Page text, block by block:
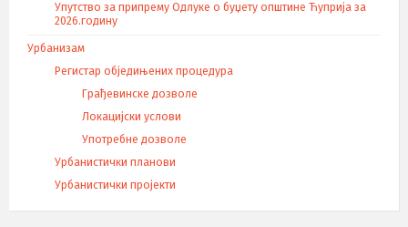
Упутство за припрему Одлуке о буџету општине Ћуприја за
2026.годину
Урбанизам
Регистар обједињених процедура
Грађевинске дозволе
Локацијски услови
Употребне дозволе
Урбанистички планови
Урбанистички пројекти